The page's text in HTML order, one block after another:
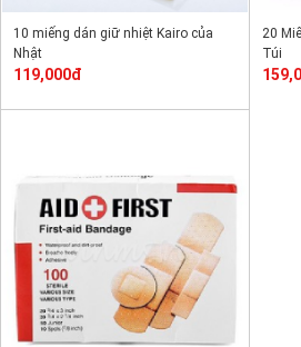
10 miếng dán giữ nhiệt Kairo của
Nhật
119,000đ
20
Túi